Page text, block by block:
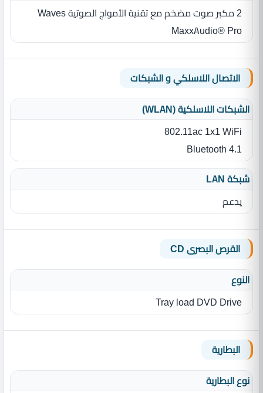
2 مكبر صوت مضخم مع تقنية الأمواج الصوتية Waves
MaxxAudio® Pro
الاتصال اللاسلكي و الشبكات
الشبكات اللاسلكية (WLAN)
802.11ac 1x1 WiFi
Bluetooth 4.1
شبكة LAN
يدعم
القرص البصرى CD
النوع
Tray load DVD Drive
البطارية
نوع البطارية‏